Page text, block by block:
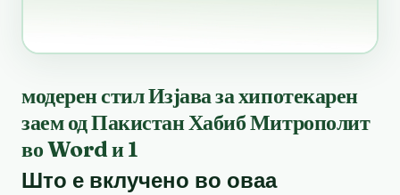
модерен стил Изјава за хипотекарен
заем од Пакистан Хабиб Митрополит
во Word и 1
Што е вклучено во оваа